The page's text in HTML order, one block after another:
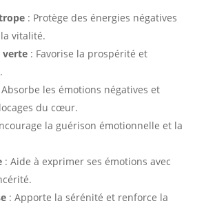
: Protège des énergies négatives
vitalité.
verte: Favorise la prospérité et
les émotions négatives et
du cœur.
la guérison émotionnelle et la
: Aide à exprimer ses émotions avec
: Apporte la sérénité et renforce la